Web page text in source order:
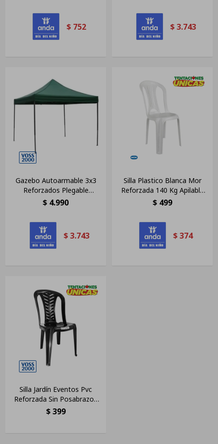
$ 752 $ 3.743
Gazebo Autoarmable 3x3
Reforzados Plegable
Impermeable Color Verde
$ 4.990
$ 3.743
Silla Plastico Blanca Mor
Reforzada 140 Kg Apilable
Lg Color No Aplica Liso
$ 499
$374
Silla Jardín Eventos Pvc
Reforzada Sin Posabrazos
Apilable
$ 399